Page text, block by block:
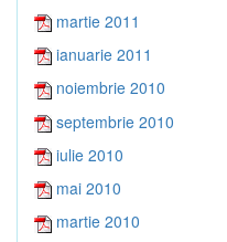
martie 2011
ianuarie 2011
noiembrie 2010
septembrie 2010
iulie 2010
mai 2010
martie 2010